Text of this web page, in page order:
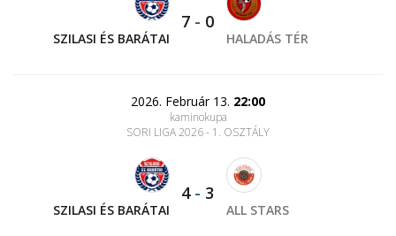
SZILASI ÉS BARÁTAI
7 - 0
HALADÁS TÉR
2026. Február 13. 22:00
kaminokupa
SORI LIGA 2026 - 1. OSZTÁLY
SZILASI ÉS BARÁTAI
4- 3
ALL STARS